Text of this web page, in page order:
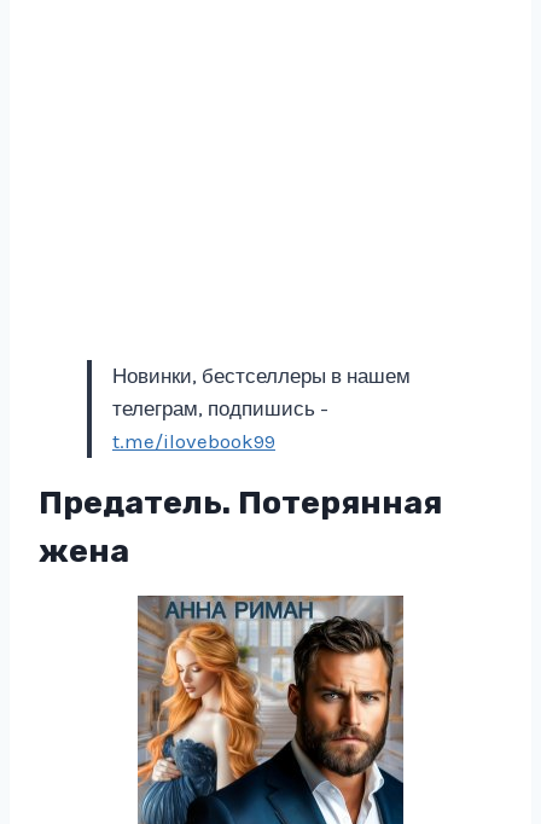
Новинки, бестселлеры в нашем
телеграм, подпишись -
t.me/ilovebook99
Предатель. Потерянная
жена